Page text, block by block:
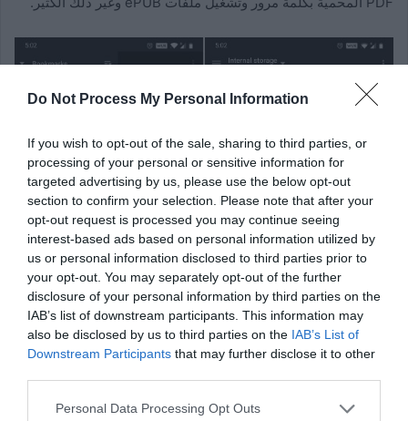
Do Not Process My Personal Information
If you wish to opt-out of the sale, sharing to third parties, or
processing of your personal or sensitive information for
targeted advertising by us, please use the below opt-out
section to confirm your selection. Please note that after your
opt-out request is processed you may continue seeing
interest-based ads based on personal information utilized by
us or personal information disclosed to third parties prior to
your opt-out. You may separately opt-out of the further
disclosure of your personal information by third parties on the
IAB’s list of downstream participants. This information may
also be disclosed by us to third parties on the IAB’s List of
Downstream Participants that may further disclose it to other
Personal Data Processing Opt Outs